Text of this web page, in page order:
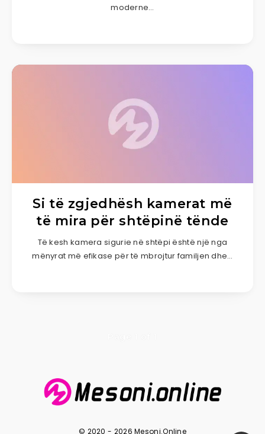
moderne…
Si të zgjedhësh kamerat më
të mira për shtëpinë tënde
Të kesh kamera sigurie në shtëpi është një nga
mënyrat më efikase për të mbrojtur familjen dhe…
© 2020 - 2026 Mesoni.Online